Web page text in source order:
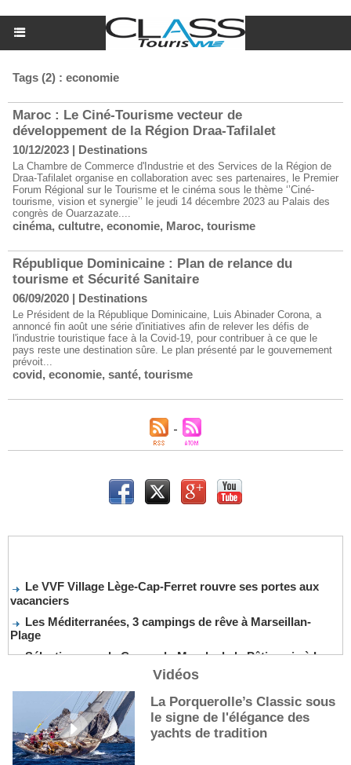
Tags (2) : economie
Maroc : ​Le Ciné-Tourisme vecteur de
développement de la Région Draa-Tafilalet
10/12/2023 | Destinations
La Chambre de Commerce d'Industrie et des Services de la Région de
Draa-Tafilalet organise en collaboration avec ses partenaires, le Premier
Forum Régional sur le Tourisme et le cinéma sous le thème ‘’Ciné-
tourisme, vision et synergie’’ le jeudi 14 décembre 2023 au Palais des
congrès de Ouarzazate....
cinéma, cultutre, economie, Maroc, tourisme
République Dominicaine : Plan de relance du
tourisme et Sécurité Sanitaire
06/09/2020 | Destinations
Le Président de la République Dominicaine, Luis Abinader Corona, a
annoncé fin août une série d'initiatives afin de relever les défis de
l'industrie touristique face à la Covid-19, pour contribuer à ce que le
pays reste une destination sûre. Le plan présenté par le gouvernement
prévoit...
covid, economie, santé, tourisme
Le VVF Village Lège-Cap-Ferret rouvre ses portes aux
vacanciers
Les Méditerranées, 3 campings de rêve à Marseillan-
Plage
Sélection pour la Coupe du Monde de la Pâtisserie à La
De nouveaux cocktails, stars de l’été
Les cocktails, stars de l’été
La première sélection des grappes du Guide Michelin
Vidéos
La Porquerolle’s Classic sous
le signe de l'élégance des
yachts de tradition